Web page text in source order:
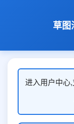
草图
进入用户中心